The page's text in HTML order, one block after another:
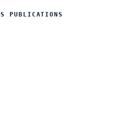
PUBLICATIONS